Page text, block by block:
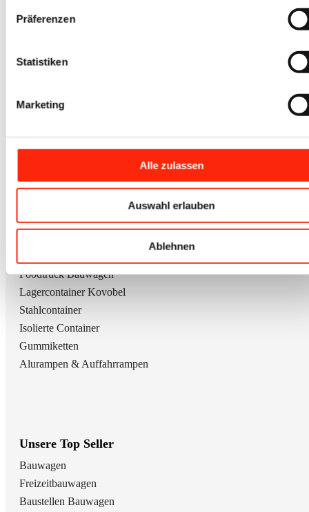
Präferenzen
Statistiken
Marketing
Alle zulassen
Auswahl erlauben
Ablehnen
Zum Newsletter
Schreib uns
Bauwagen- und Waldarbeiterschutzwagen
Foodtruck Bauwagen
Lagercontainer Kovobel
Stahlcontainer
Isolierte Container
Gummiketten
Alurampen & Auffahrrampen
Unsere Top Seller
Bauwagen
Freizeitbauwagen
Baustellen Bauwagen